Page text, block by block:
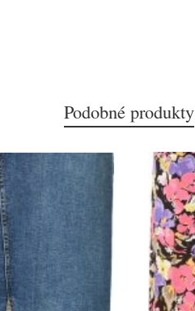
Podobné produkty